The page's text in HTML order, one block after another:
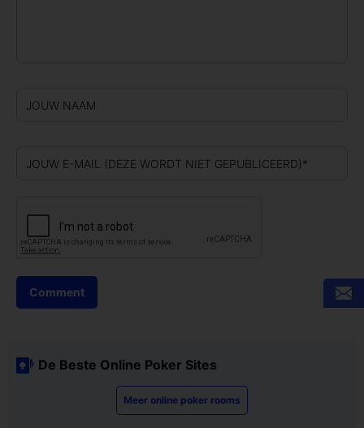
JOUW NAAM
JOUW E-MAIL (DEZE WORDT NIET GEPUBLICEERD)*
De Beste Online Poker Sites
Meer online poker rooms